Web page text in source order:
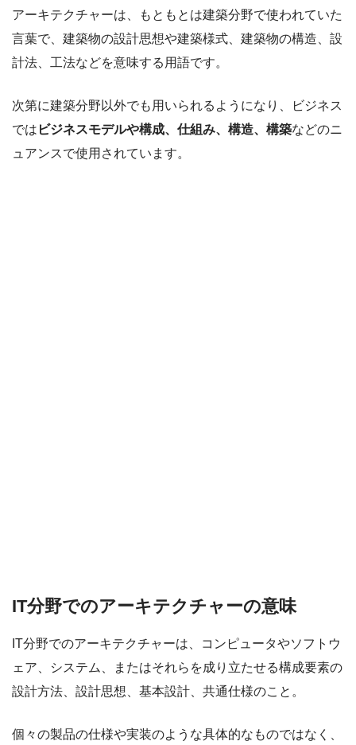
アーキテクチャーは、もともとは建築分野で使われていた
言葉で、建築物の設計思想や建築様式、建築物の構造、設
計法、工法などを意味する用語です。
次第に建築分野以外でも用いられるようになり、ビジネス
では ビジネスモデルや構成、仕組み、構造、構築などのニ
ュアンスで使用されています。
IT分野でのアーキテクチャーの意味
IT分野でのアーキテクチャーは、コンピュータやソフトウ
ェア、システム、またはそれらを成り立たせる構成要素の
設計方法、設計思想、基本設計、共通仕様のこと。
個々の製品の仕様や実装のような具体的なものではなく、